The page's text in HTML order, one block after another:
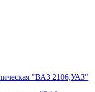
"ВАЗ 2106,УАЗ"